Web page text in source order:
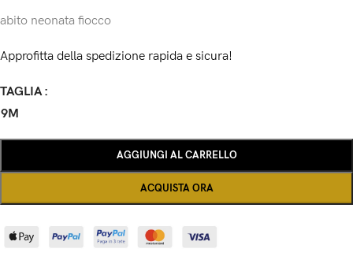
abito neonata fiocco
Approfitta della spedizione rapida e sicura!
TAGLIA
9M
AGGIUNGI AL CARRELLO
ACQUISTA ORA